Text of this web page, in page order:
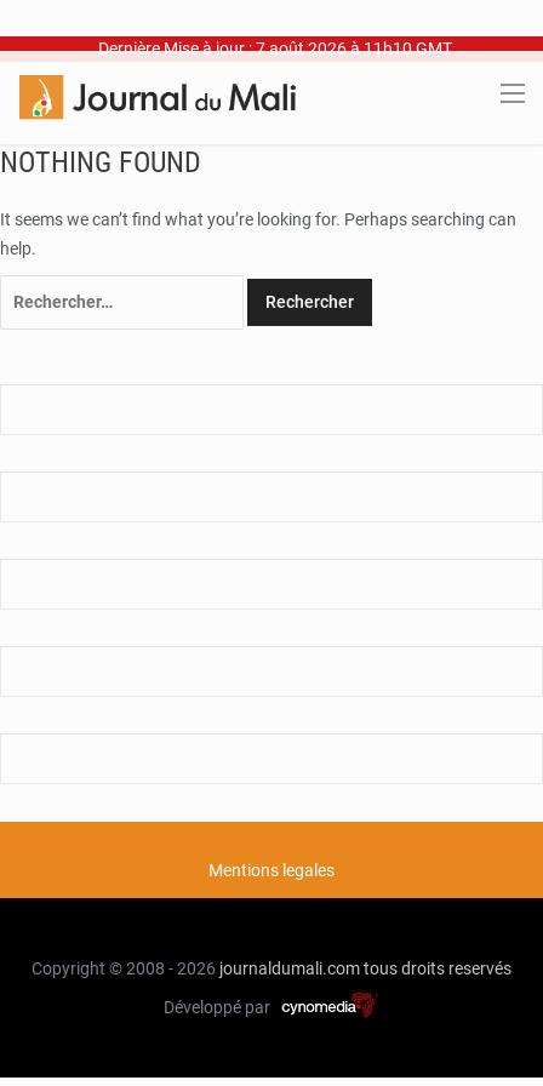
Dernière Mise à jour : 7 août 2026 à 11h10 GMT
NOTHING FOUND
It seems we can’t find what you’re looking for. Perhaps searching can
help.
Mentions legales
Copyright © 2008 - 2026 journaldumali.comtous droits reservés
Développé par